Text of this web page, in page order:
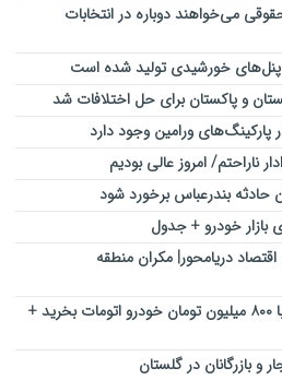
می‌خواهند دوباره در انتخابات
و پاکستان برای حل اختلافات شد
ناراحتم/ امروز عالی بودیم
بندرعباس برخورد شود
خودرو + جدول
اقتصاد دریامحور| مکران منطقه
قیمت جدید ساندرو در بازار / با ۸۰۰ میلیون تومان خودرو اتومات بخرید +
بازرگانان در گلستان